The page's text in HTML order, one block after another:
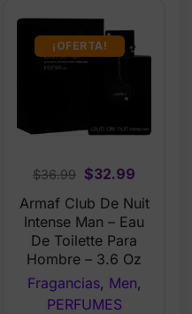
¡OFERTA!
$36.99 Original
price
was:
$36.99.
$32.99
price
is:
$32.99.
Armaf Club De Nuit
Intense Man – Eau
De Toilette Para
Hombre – 3.6 Oz
Fragancias, Men,
PERFUMES